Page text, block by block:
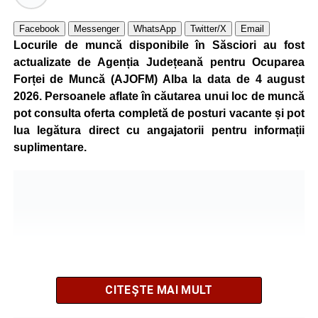
Kronospan se numără printre cei mai mari consumatori de
energie electrică din România. O parte din necesarul
energetic este acoperită prin producția proprie de energie,
realizată cu ajutorul panourilor fotovoltaice și al unităților
de cogenerare.
Reprezentanții companiei afirmă că vor continua
colaborarea cu autoritățile și operatorii din domeniul
energetic pentru a contribui la depășirea perioadei dificile
Facebook Messenger WhatsApp Twitter/X Email
Locurile de muncă disponibile în Săsciori au fost
actualizate de Agenția Județeană pentru Ocuparea
Forței de Muncă (AJOFM) Alba la data de 4 august
2026. Persoanele aflate în căutarea unui loc de muncă
pot consulta oferta completă de posturi vacante și pot
lua legătura direct cu angajatorii pentru informații
suplimentare.
CITEȘTE MAI MULT